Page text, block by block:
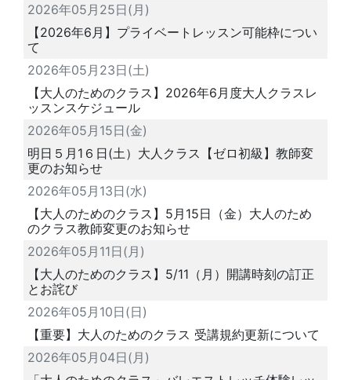
2026年05月25日(月)
【2026年6月】プライベートレッスン可能枠につい
て
2026年05月23日(土)
【大人のためのクラス】2026年6月度大人クラスレ
ッスンスケジュール
2026年05月15日(金)
明日５月1６日(土）大人クラス【ゼロ初級】教師変
更のお知らせ
2026年05月13日(水)
【大人のためのクラス】5月15日（金）大人のため
のクラス教師変更のお知らせ
2026年05月11日(月)
【大人のためのクラス】5/11（月）開講時刻の訂正
とお詫び
2026年05月10日(日)
【重要】大人のためのクラス 受講規約更新について
2026年05月04日(月)